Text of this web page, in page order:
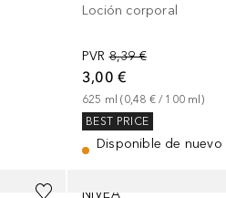
Loción corporal
PVR 8,39 €
3,00 €
625 ml (0,48 € / 100 ml)
BEST PRICE
Disponible de nuevo
NIVEA